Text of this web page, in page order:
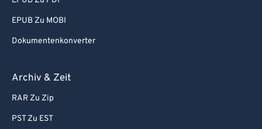
EPUB Zu MOBI
Dokumentenkonverter
Archiv & Zeit
RAR Zu Zip
PST Zu EST